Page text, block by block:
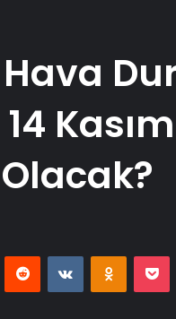
Reddit VKontakte